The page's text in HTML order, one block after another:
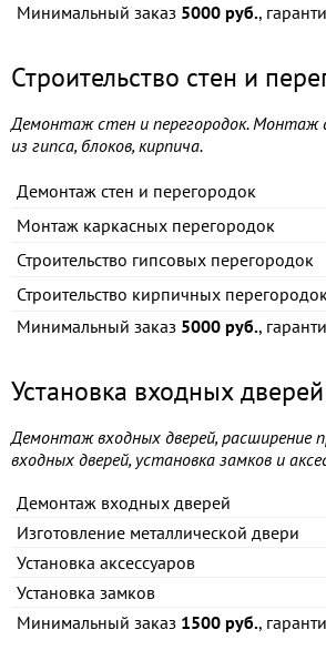
Минимальный заказ 5000 руб.,
Строительство стен и
Демонтаж стен и перегородок. Монтаж
из гипса, блоков, кирпича.
Демонтаж стен и перегородок
Монтаж каркасных перегородок
Строительство гипсовых перегородок
Строительство кирпичных
Минимальный заказ 5000 руб.,
Установка входных дверей
Демонтаж входных дверей, расширение
входных дверей, установка замков и
Демонтаж входных дверей
Изготовление металлической двери
Установка аксессуаров
Установка замков
Минимальный заказ 1500 руб.,